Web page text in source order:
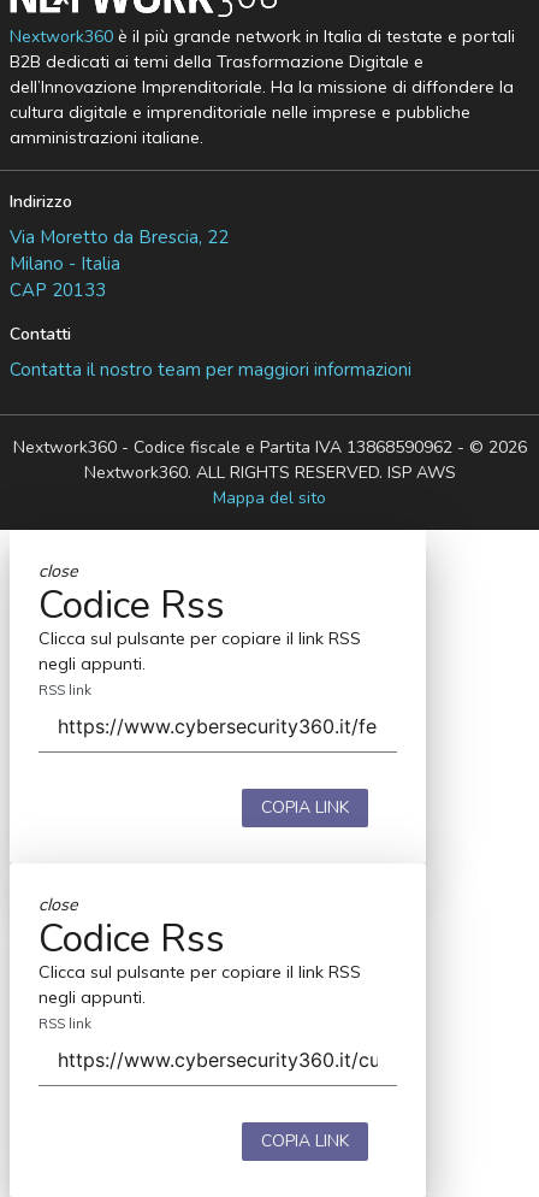
Nextwork360è il più grande network in Italia di testate e portali
B2B dedicati ai temi della Trasformazione Digitale e
dell’Innovazione Imprenditoriale. Ha la missione di diffondere la
cultura digitale e imprenditoriale nelle imprese e pubbliche
amministrazioni italiane.
Indirizzo
Via Moretto da Brescia, 22
Milano - Italia
CAP 20133
Contatti
Contatta il nostro team per maggiori informazioni
Nextwork360 - Codice fiscale e Partita IVA 13868590962 - © 2026
Nextwork360. ALL RIGHTS RESERVED. ISP AWS
Mappa del sito
close
Codice Rss
Clicca sul pulsante per copiare il link RSS
negli appunti.
RSS link
COPIA LINK
close
Codice Rss
Clicca sul pulsante per copiare il link RSS
negli appunti.
RSS link
COPIA LINK